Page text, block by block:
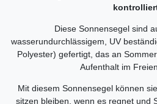
Diese Sonnensegel sind
wasserundurchlässigem, UV
Polyester) gefertigt, das an
Aufenthalt im
Mit diesem Sonnensegel können
sitzen bleiben, wenn es regnet und